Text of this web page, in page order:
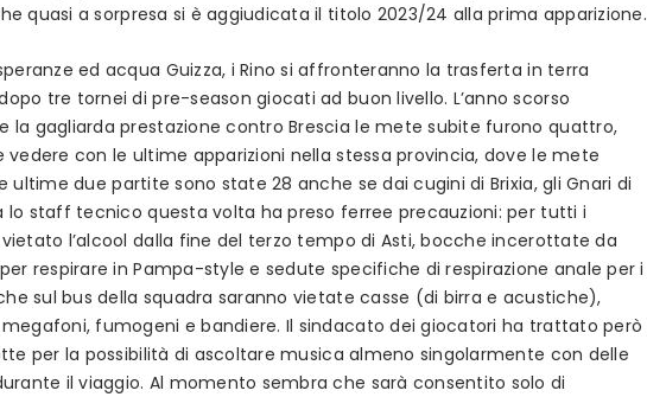
quasi a sorpresa si è aggiudicata il titolo 2023/24 alla prima apparizione.
ed acqua Guizza, i Rino si affronteranno la trasferta in terra
tre tornei di pre-season giocati ad buon livello. L’anno scorso
la gagliarda prestazione contro Brescia le mete subite furono quattro,
vedere con le ultime apparizioni nella stessa provincia, dove le mete
ultime due partite sono state 28 anche se dai cugini di Brixia, gli Gnari di
lo staff tecnico questa volta ha preso ferree precauzioni: per tutti i
l’alcool dalla fine del terzo tempo di Asti, bocche incerottate da
respirare in Pampa-style e sedute specifiche di respirazione anale per i
sul bus della squadra saranno vietate casse (di birra e acustiche),
fumogeni e bandiere. Il sindacato dei giocatori ha trattato però
per la possibilità di ascoltare musica almeno singolarmente con delle
il viaggio. Al momento sembra che sarà consentito solo di